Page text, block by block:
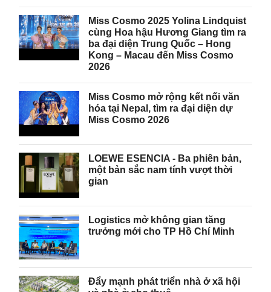
Miss Cosmo 2025 Yolina Lindquist
cùng Hoa hậu Hương Giang tìm ra
ba đại diện Trung Quốc – Hong
Kong – Macau đến Miss Cosmo
2026
Miss Cosmo mở rộng kết nối văn
hóa tại Nepal, tìm ra đại diện dự
Miss Cosmo 2026
LOEWE ESENCIA - Ba phiên bản,
một bản sắc nam tính vượt thời
gian
Logistics mở không gian tăng
trưởng mới cho TP Hồ Chí Minh
Đẩy mạnh phát triển nhà ở xã hội